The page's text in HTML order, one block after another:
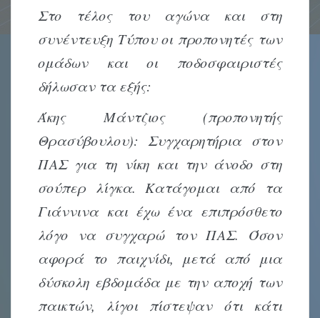
Στο τέλος του αγώνα και στη
συνέντευξη Τύπου οι προπονητές των
ομάδων και οι ποδοσφαιριστές
δήλωσαν τα εξής:
Άκης Μάντζιος (προπονητής
Θρασύβουλου): Συγχαρητήρια στον
ΠΑΣ για τη νίκη και την άνοδο στη
σούπερ λίγκα. Κατάγομαι από τα
Γιάννινα και έχω ένα επιπρόσθετο
λόγο να συγχαρώ τον ΠΑΣ. Όσον
αφορά το παιχνίδι, μετά από μια
δύσκολη εβδομάδα με την αποχή των
παικτών, λίγοι πίστεψαν ότι κάτι